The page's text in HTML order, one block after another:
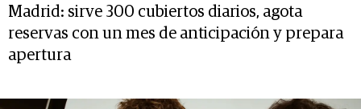
Madrid: sirve 300 cubiertos diarios, agota
reservas con un mes de anticipación y prepara
apertura